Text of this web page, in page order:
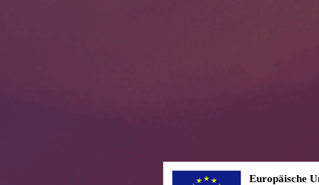
Europäische